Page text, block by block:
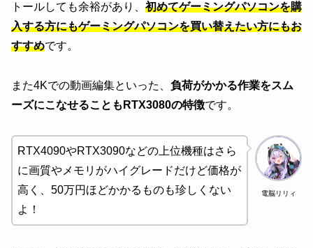
トールしても余裕があり、 初めてゲーミングパソコンを購
入する方にもゲーミングパソコンを買い替えたい方にもお
すすめです。
また4Kでの動画編集といった、 負荷がかかる作業をスム
ーズにこなせることもRTX3080の特徴です。
電脳リリィ
RTX4090やRTX3090などの上位機種はさら
に画質やメモリがハイグレードだけど価格が
高く、50万円ほどかかるものも珍しくない
よ！